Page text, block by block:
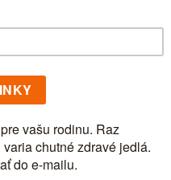
a batatmi
mungo fazuliek
petržlenu, paštrnáku či